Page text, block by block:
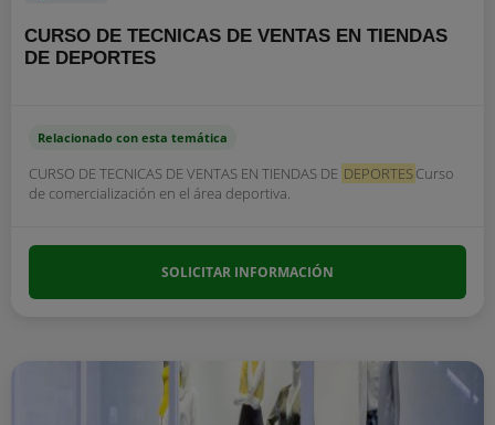
CURSO DE TECNICAS DE VENTAS EN TIENDAS
DE DEPORTES
Relacionado con esta temática
CURSO DE TECNICAS DE VENTAS EN TIENDAS DE DEPORTESCurso
de comercialización en el área deportiva.
SOLICITAR INFORMACIÓN